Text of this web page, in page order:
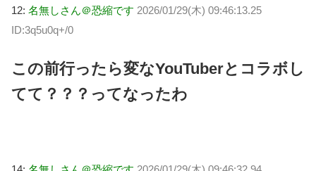
12: 名無しさん＠恐縮です 2026/01/29(木) 09:46:13.25
ID:3q5u0q+/0
この前行ったら変なYouTuberとコラボし
てて？？？ってなったわ